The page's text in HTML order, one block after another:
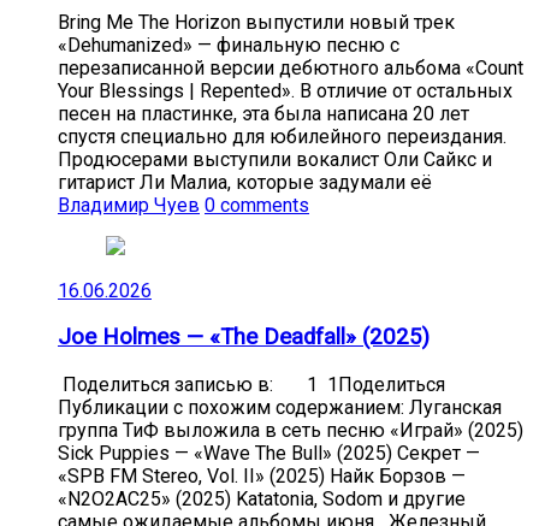
Bring Me The Horizon выпустили новый трек
«Dehumanized» — финальную песню с
перезаписанной версии дебютного альбома «Count
Your Blessings | Repented». В отличие от остальных
песен на пластинке, эта была написана 20 лет
спустя специально для юбилейного переиздания.
Продюсерами выступили вокалист Оли Сайкс и
гитарист Ли Малиа, которые задумали её
Владимир Чуев 0 comments
16.06.2026
Joe Holmes — «The Deadfall» (2025)
Поделиться записью в: 1 1Поделиться
Публикации с похожим содержанием: Луганская
группа ТиФ выложила в сеть песню «Играй» (2025)
Sick Puppies — «Wave The Bull» (2025) Секрет —
«SPB FM Stereo, Vol. II» (2025) Найк Борзов —
«N2O2AC25» (2025) Katatonia, Sodom и другие